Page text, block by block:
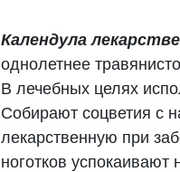
Календула
однолетнее
В лечебных целях
Собирают соцветия с
лекарственную при
ноготков